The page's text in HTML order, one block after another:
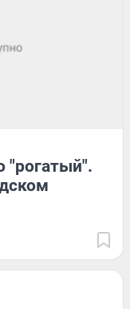
"рогатый".